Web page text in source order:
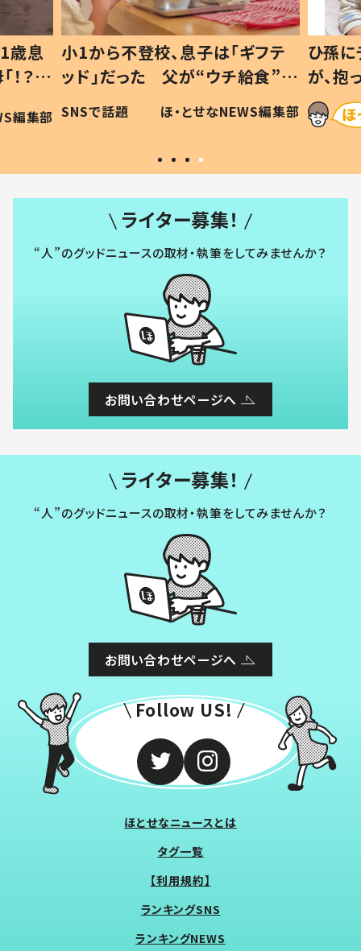
歳息
？」
編集部
小1から不登校、息子は「ギフテ
ッド」だった 父が“ウチ給食”を
作り続ける理由とは #令和の親
#令和の子
SNSで話題 ほ・とせなNEWS編集部
ひ孫
が、
「涙が
い」
ライター募集！
“人”のグッドニュースの取材・執筆をしてみませんか？
お問い合わせページへ
ライター募集！
“人”のグッドニュースの取材・執筆をしてみませんか？
お問い合わせページへ
Follow US!
ほとせなニュースとは
タグ一覧
【利用規約】
ランキングSNS
ランキングNEWS